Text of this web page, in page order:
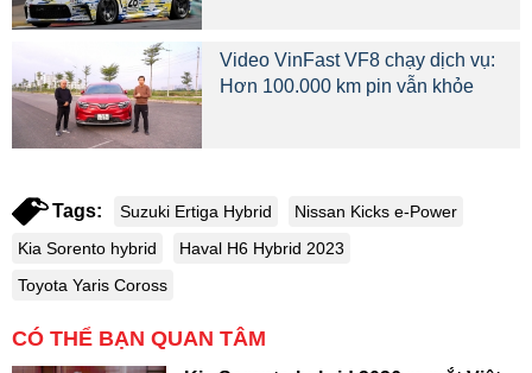
Video VinFast VF8 chạy dịch vụ:
Hơn 100.000 km pin vẫn khỏe
Tags: Suzuki Ertiga Hybrid
Nissan Kicks e-Power
Kia Sorento hybrid
Haval H6 Hybrid 2023
Toyota Yaris Coross
CÓ THỂ BẠN QUAN TÂM